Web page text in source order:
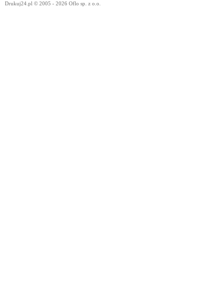
Drukuj24.pl © 2005 - 2026 Oflo sp. z o.o.